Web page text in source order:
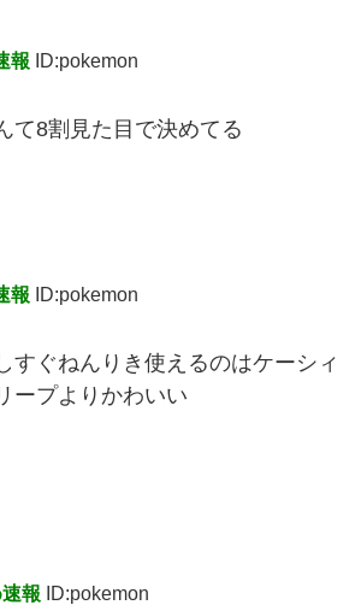
報 ID:pokemon
て8割見た目で決めてる
報 ID:pokemon
すぐねんりき使えるのはケーシィ
ープよりかわいい
報 ID:pokemon